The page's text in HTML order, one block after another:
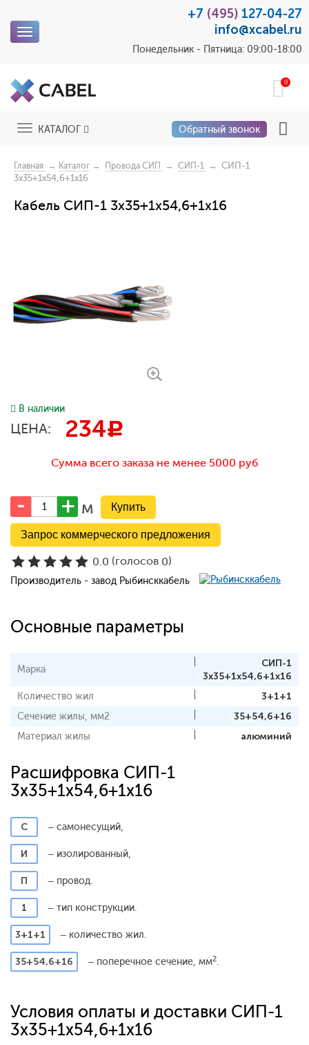
Toggle
+7 (495) 127-04-27
info@xcabel.ru
Понедельник - Пятница: 09:00-18:00
0
ToggleКАТАЛОГ Обратный звонок
Главная → Каталог → Провода СИП → СИП-1 → СИП-1
3x35+1x54,6+1x16
Кабель СИП-1 3x35+1x54,6+1x16
В наличии
ЦЕНА: 234c
Сумма всего заказа не менее 5000 руб
м
Запрос коммерческого предложения
0.0 (голосов 0)
Производитель - завод Рыбинсккабель
Основные параметры
Марка
СИП-1
3x35+1x54,6+1x16
Количество жил
3+1+1
Сечение жилы, мм2
35+54,6+16
Материал жилы
алюминий
Расшифровка СИП-1
3x35+1x54,6+1x16
С – самонесущий,
И – изолированный,
П – провод.
1 – тип конструкции.
3+1+1 – количество жил.
35+54,6+16 – поперечное сечение, мм2.
Условия оплаты и доставки СИП-1
3x35+1x54,6+1x16